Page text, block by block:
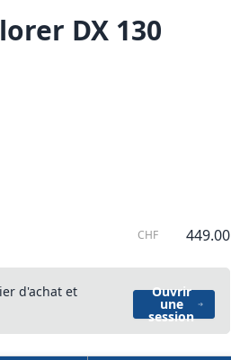
DX 130
CHF 449.00
d'achat et
Ouvrir
une
session